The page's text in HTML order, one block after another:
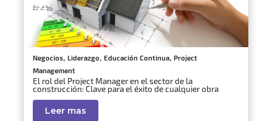
Negocios, Liderazgo, Educación Continua, Project
Management
El rol del Project Manager en el sector de la
construcción: Clave para el éxito de cualquier obra
Leer mas